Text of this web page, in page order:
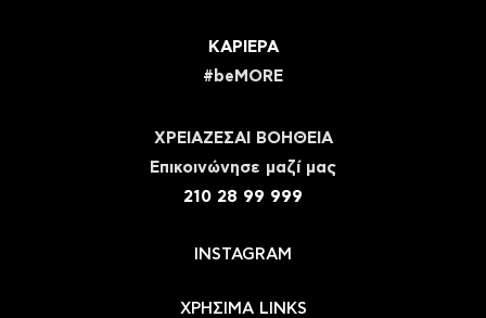
ΚΑΡΙΕΡΑ
#beMORE
ΧΡΕΙΑΖΕΣΑΙ ΒΟΗΘΕΙΑ
Eπικοινώνησε μαζί μας
210 28 99 999
INSTAGRAM
ΧΡΗΣΙΜΑ LINKS